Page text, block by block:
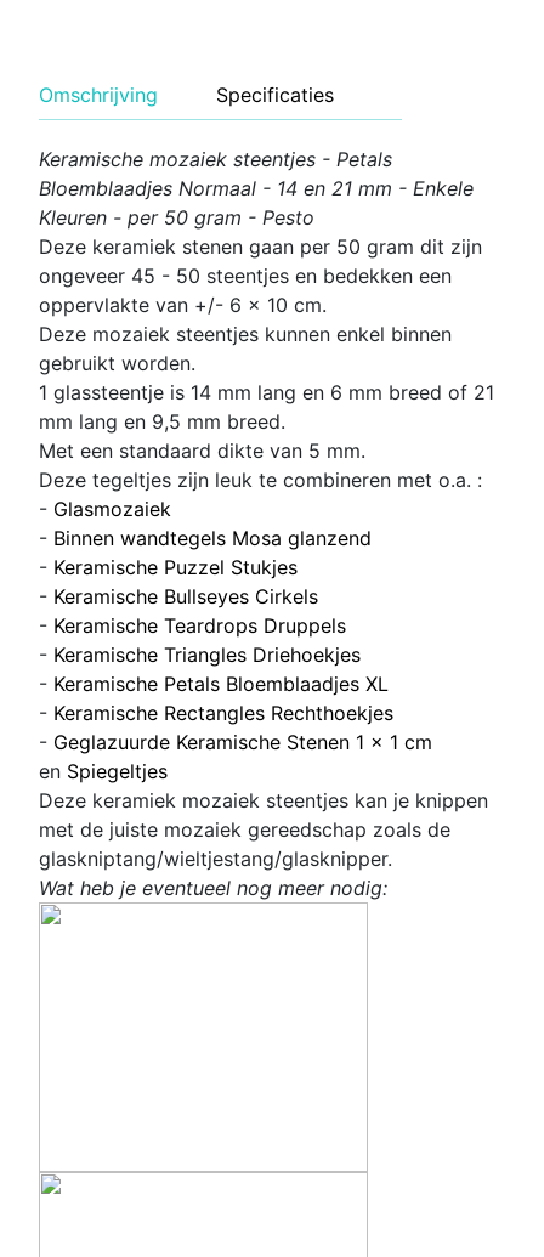
Omschrijving Specificaties
Keramische mozaiek steentjes - Petals
Bloemblaadjes Normaal - 14 en 21 mm - Enkele
Kleuren - per 50 gram - Pesto
Deze keramiek stenen gaan per 50 gram dit zijn
ongeveer 45 - 50 steentjes en bedekken een
oppervlakte van +/- 6 x 10 cm.
Deze mozaiek steentjes kunnen enkel binnen
gebruikt worden.
1 glassteentje is 14 mm lang en 6 mm breed of 21
mm lang en 9,5 mm breed.
Met een standaard dikte van 5 mm.
Deze tegeltjes zijn leuk te combineren met o.a. :
- Glasmozaiek
- Binnen wandtegels Mosa glanzend
- Keramische Puzzel Stukjes
- Keramische Bullseyes Cirkels
- Keramische Teardrops Druppels
- Keramische Triangles Driehoekjes
- Keramische Petals Bloemblaadjes XL
- Keramische Rectangles Rechthoekjes
- Geglazuurde Keramische Stenen 1 x 1 cm
en Spiegeltjes
Deze keramiek mozaiek steentjes kan je knippen
met de juiste mozaiek gereedschap zoals de
glaskniptang/wieltjestang/glasknipper.
Wat heb je eventueel nog meer nodig: